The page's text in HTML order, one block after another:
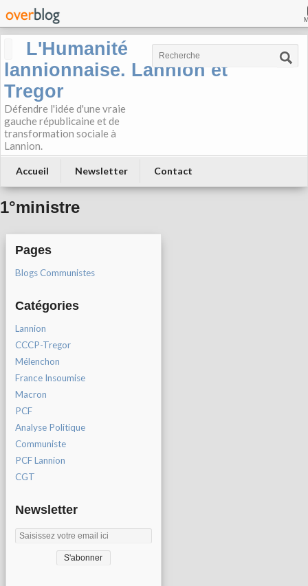
L'Humanité
lannionnaise. Lannion et
Tregor
Défendre l'idée d'une vraie
gauche républicaine et de
transformation sociale à
Lannion.
Accueil Newsletter Contact
1°ministre
Pages
Blogs Communistes
Catégories
Lannion
CCCP-Tregor
Mélenchon
France Insoumise
Macron
PCF
Analyse Politique
Communiste
PCF Lannion
CGT
Newsletter